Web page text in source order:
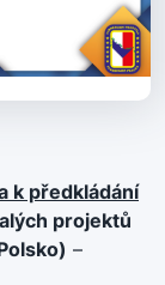
k předkládání
projektů
–